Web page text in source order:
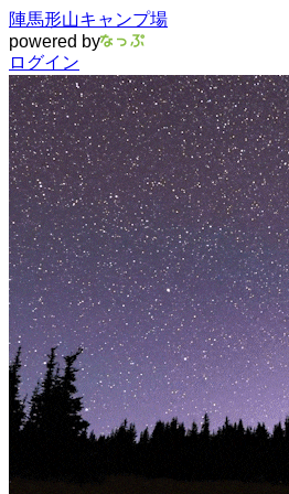
陣馬形山キャンプ場
powered by
ログイン